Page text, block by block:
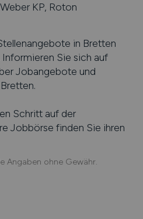
KP, Roton
in Bretten
Sie sich auf
Jobangebote und
Bretten.
Schritt auf der
Jobbörse finden Sie ihren
Angaben ohne Gewähr.